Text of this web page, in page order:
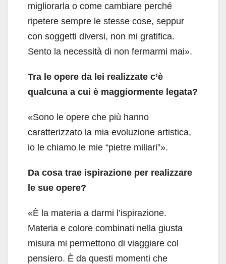
migliorarla o come cambiare perché
ripetere sempre le stesse cose, seppur
con soggetti diversi, non mi gratifica.
Sento la necessità di non fermarmi mai».
Tra le opere da lei realizzate c’è
qualcuna a cui è maggiormente legata?
«Sono le opere che più hanno
caratterizzato la mia evoluzione artistica,
io le chiamo le mie “pietre miliari”».
Da cosa trae ispirazione per realizzare
le sue opere?
«È la materia a darmi l’ispirazione.
Materia e colore combinati nella giusta
misura mi permettono di viaggiare col
pensiero. È da questi momenti che